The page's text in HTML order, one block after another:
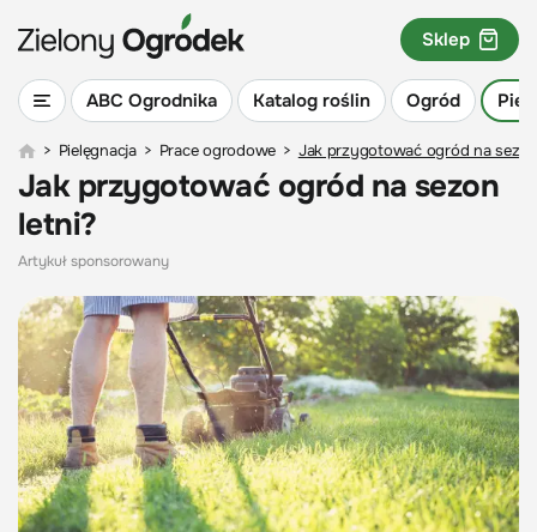
ABC Ogrodnika Katalog roślin Ogród
Sklep
> Pielęgnacja > Prace ogrodowe > Jak przygotować ogród na
Jak przygotować ogród na sezon
letni?
Artykuł sponsorowany